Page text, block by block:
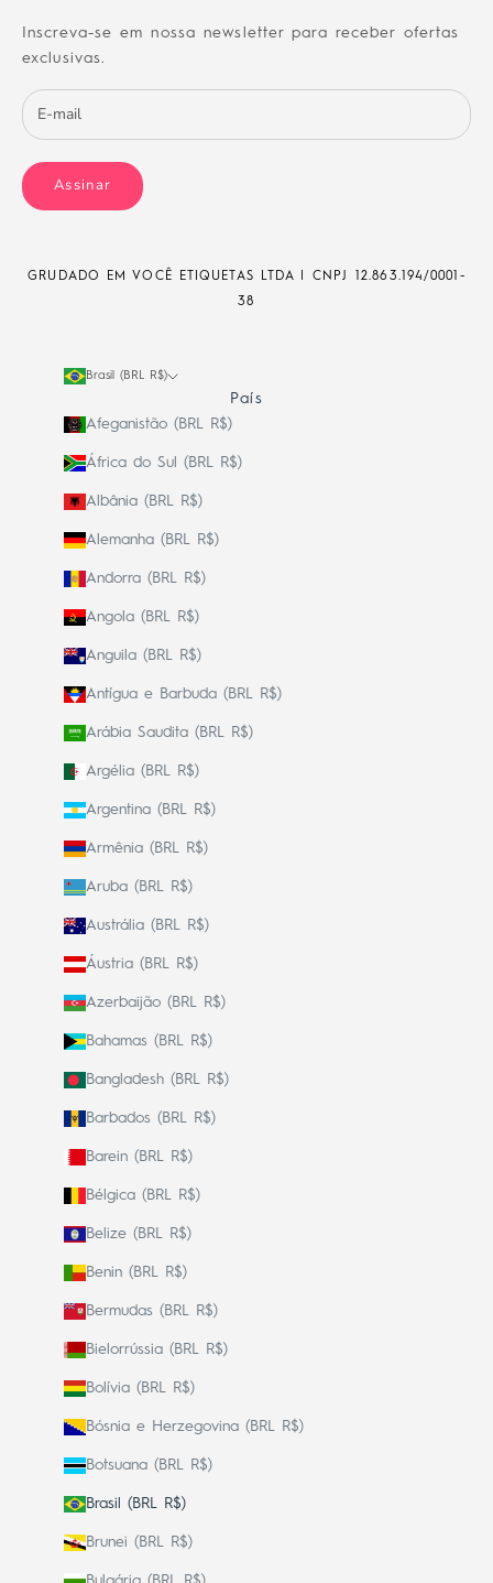
Inscreva-se em nossa newsletter para receber ofertas
exclusivas.
Assinar
GRUDADO EM VOCÊ ETIQUETAS LTDA | CNPJ
12.863.194/0001-
38
Brasil (BRL R$)
País
Afeganistão (BRL R$)
África do Sul (BRL R$)
Albânia (BRL R$)
Alemanha (BRL R$)
Andorra (BRL R$)
Angola (BRL R$)
Anguila (BRL R$)
Antígua e Barbuda (BRL R$)
Arábia Saudita (BRL R$)
Argélia (BRL R$)
Argentina (BRL R$)
Armênia (BRL R$)
Aruba (BRL R$)
Austrália (BRL R$)
Áustria (BRL R$)
Azerbaijão (BRL R$)
Bahamas (BRL R$)
Bangladesh (BRL R$)
Barbados (BRL R$)
Barein (BRL R$)
Bélgica (BRL R$)
Belize (BRL R$)
Benin (BRL R$)
Bermudas (BRL R$)
Bielorrússia (BRL R$)
Bolívia (BRL R$)
Bósnia e Herzegovina (BRL R$)
Botsuana (BRL R$)
Brasil (BRL R$)
Brunei (BRL R$)